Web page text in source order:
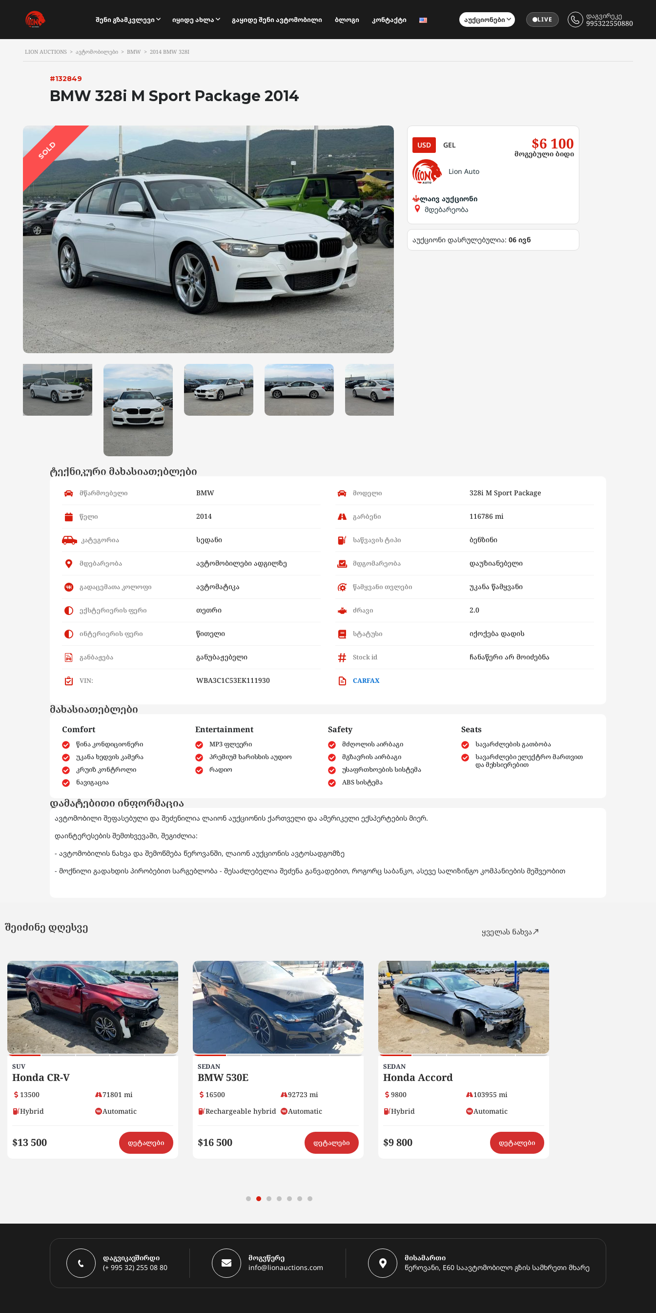
Შენი Გზამკვლევი Იყიდე Ახლა Გაყიდე Შენი Ავტომობილი Ბლოგი Კონტაქტი Აუქციონები LIVE დაგვირეკე
995322550880
LION AUCTIONS > ᲐᲕᲢᲝᲛᲝᲑᲘᲚᲔᲑᲘ > BMW > 2014 BMW 328I
#132849
BMW 328i M Sport Package 2014
SOLD USD GEL $6 100
მოგებული ბიდი
Lion Auto
ლაივ აუქციონი
მდებარეობა
აუქციონი დასრულებულია: 06 ივნ
ტექნიკური მახასიათებლები
მწარმოებელი BMW მოდელი 328i M Sport Package
წელი 2014 გარბენი 116786 mi
კატეგორია სედანი საწვავის ტიპი ბენზინი
მდებარეობა ავტომობილები ადგილზე მდგომარეობა დაუზიანებელი
გადაცემათა კოლოფი ავტომატიკა წამყვანი თვლები უკანა წამყვანი
ექსტერიერის ფერი თეთრი ძრავი 2.0
ინტერიერის ფერი წითელი სტატუსი იქოქება დადის
განბაჟება განუბაჟებელი Stock id ჩანაწერი არ მოიძებნა
VIN: WBA3C1C53EK111930 CARFAX
მახასიათებლები
Comfort
წინა კონდიციონერი
უკანა ხედვის კამერა
კრუიზ კონტროლი
ნავიგაცია
Entertainment
MP3 ფლეერი
პრემიუმ ხარისხის აუდიო
რადიო
Safety
მძღოლის აირბაგი
მგზავრის აირბაგი
უსაფრთხოების სისტემა
ABS სისტემა
Seats
სავარძლების გათბობა
სავარძლები ელექტრო მართვით
და მეხსიერებით
დამატებითი ინფორმაცია
ავტომობილი შეფასებული და შეძენილია ლაიონ აუქციონის ქართველი და ამერიკელი ექსპერტების მიერ.
დაინტერესების შემთხვევაში, შეგიძლია:
- ავტომობილის ნახვა და შემოწმება წეროვანში, ლაიონ აუქციონის ავტოსადგომზე
- მოქნილი გადახდის პირობებით სარგებლობა - შესაძლებელია შეძენა განვადებით, როგორც საბანკო, ასევე სალიზინგო კომპანიების მეშვეობით
შეიძინე დღესვე ყველას ნახვა
SUV
Honda CR-V
13500
71801 mi
Hybrid
Automatic
$13 500 დეტალები
SEDAN
BMW 530E
16500
92723 mi
Rechargeable hybrid
Automatic
$16 500 დეტალები
SEDAN
Honda Accord
9800
103955 mi
Hybrid
Automatic
$9 800 დეტალები
დაგვიკავშირდი
(+ 995 32) 255 08 80
მოგვწერე
info@lionauctions.com
მისამართი
წეროვანი, E60 საავტომობილო გზის სამხრეთი მხარე